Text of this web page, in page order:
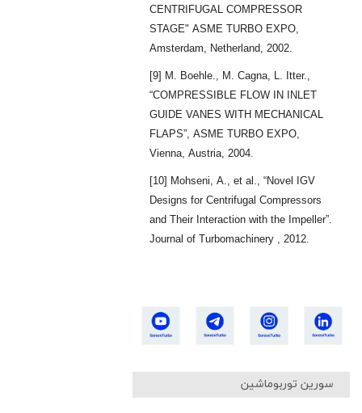
CENTRIFUGAL COMPRESSOR
STAGE" ASME TURBO EXPO,
Amsterdam, Netherland, 2002.
[9] M. Boehle., M. Cagna, L. Itter.,
“COMPRESSIBLE FLOW IN INLET
GUIDE VANES WITH MECHANICAL
FLAPS”, ASME TURBO EXPO,
Vienna, Austria, 2004.
[10] Mohseni, A., et al., “Novel IGV
Designs for Centrifugal Compressors
and Their Interaction with the Impeller”.
Journal of Turbomachinery , 2012.
سورین توربوماشین